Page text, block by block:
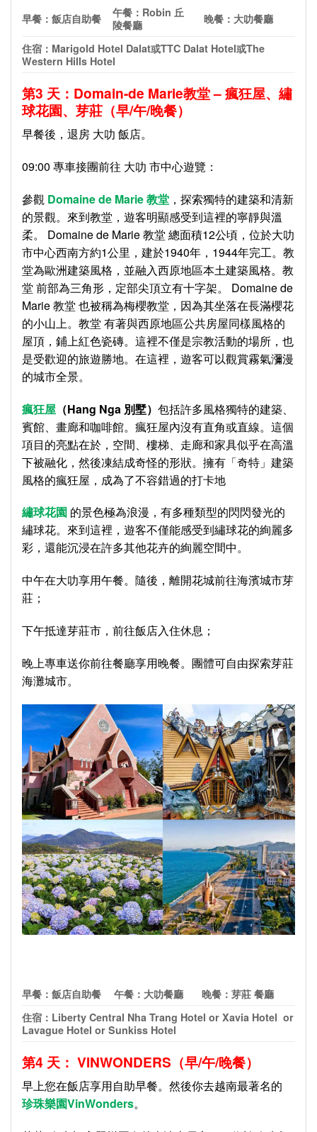
早餐：飯店自助餐 午餐： Robin 丘
陵餐廳
晚餐：大叻餐廳
住宿： Marigold Hotel Dalat或TTC Dalat Hotel或The
Western Hills Hotel
第3 天：Domain-de Marie教堂 – 瘋狂屋、繡
球花園、芽莊（早/午/晚餐）
早餐後，退房 大叻 飯店。
09:00 專車接團前往 大叻 市中心遊覽：
參觀 Domaine de Marie教堂 ，探索獨特的建築和清新
的景觀。來到教堂，遊客明顯感受到這裡的寧靜與溫
柔。 Domaine de Marie 教堂 總面積12公頃，位於大叻
市中心西南方約1公里，建於1940年，1944年完工。教
堂為歐洲建築風格，並融入西原地區本土建築風格。教
堂 前部為三角形，定部尖頂立有十字架。 Domaine de
Marie 教堂 也被稱為梅櫻教堂，因為其坐落在長滿櫻花
的小山上。教堂 有著與西原地區公共房屋同樣風格的
屋頂，鋪上紅色瓷磚。這裡不僅是宗教活動的場所，也
是受歡迎的旅遊勝地。在這裡，遊客可以觀賞霧氣瀰漫
的城市全景。
瘋狂屋 （Hang Nga 別墅） 包括許多風格獨特的建築、
賓館、畫廊和咖啡館。瘋狂屋內沒有直角或直線。這個
項目的亮點在於，空間、樓梯、走廊和家具似乎在高溫
下被融化，然後凍結成奇怪的形狀。擁有「奇特」建築
風格的瘋狂屋，成為了不容錯過的打卡地
繡球花園 的景色極為浪漫，有多種類型的閃閃發光的
繡球花。來到這裡，遊客不僅能感受到繡球花的絢麗多
彩，還能沉浸在許多其他花卉的絢麗空間中。
中午在大叻享用午餐。隨後，離開花城前往海濱城市芽
莊；
下午抵達芽莊市，前往飯店入住休息；
晚上專車送你前往餐廳享用晚餐。團體可自由探索芽莊
海灘城市。
早餐：飯店自助餐 午餐：大叻餐廳
晚餐：芽莊 餐廳
住宿： Liberty Central Nha Trang Hotel or Xavia Hotel or
Lavague Hotel or Sunkiss Hotel
第4 天： VINWONDERS （早/午/晚餐）
早上您在飯店享用自助早餐。然後你去越南最著名的
珍珠樂園VinWonders。